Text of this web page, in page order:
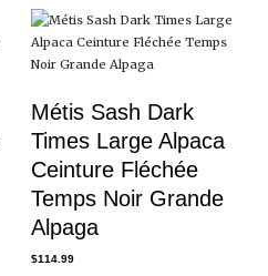
Métis Sash Dark
Times Large Alpaca
Ceinture Fléchée
Temps Noir Grande
Alpaga
$114.99